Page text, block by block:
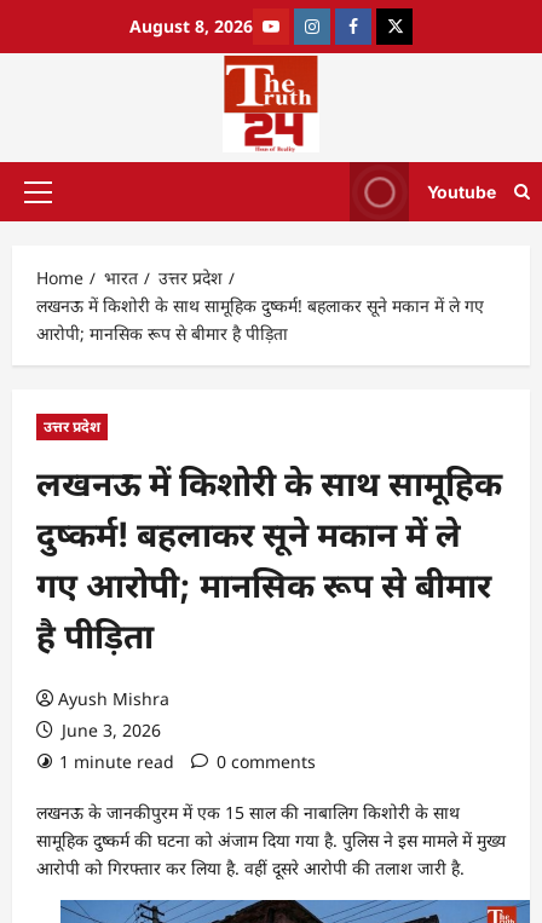
August 8, 2026
Youtube
Home भारत
उत्तर प्रदेश
लखनऊ में किशोरी के साथ सामूहिक दुष्कर्म! बहलाकर सूने मकान में ले गए
आरोपी; मानसिक रूप से बीमार है पीड़िता
उत्तर प्रदेश
लखनऊ में किशोरी के साथ सामूहिक
दुष्कर्म! बहलाकर सूने मकान में ले
गए आरोपी; मानसिक रूप से बीमार
है पीड़िता
Ayush Mishra
June 3, 2026
1 minute read
0 comments
लखनऊ के जानकीपुरम में एक 15 साल की नाबालिग किशोरी के साथ
सामूहिक दुष्कर्म की घटना को अंजाम दिया गया है. पुलिस ने इस मामले में मुख्य
आरोपी को गिरफ्तार कर लिया है. वहीं दूसरे आरोपी की तलाश जारी है.